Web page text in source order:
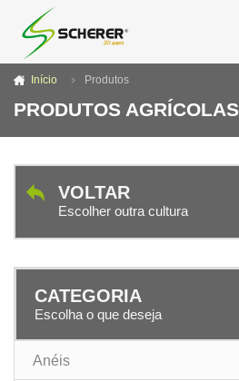
Início Produtos
PRODUTOS AGRÍCOLAS
VOLTAR
Escolher outra cultura
CATEGORIA
Escolha o que deseja
Anéis